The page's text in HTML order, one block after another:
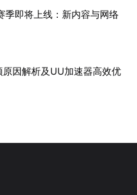
季即将上线：新内容与网络
因解析及UU加速器高效优